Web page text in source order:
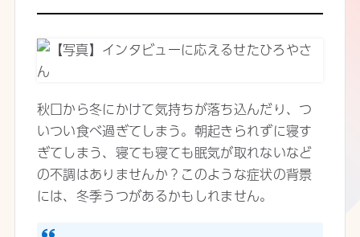
秋口から冬にかけて気持ちが落ち込んだり、つ
いつい食べ過ぎてしまう。朝起きられずに寝す
ぎてしまう、寝ても寝ても眠気が取れないなど
の不調はありませんか？このような症状の背景
には、冬季うつがあるかもしれません。